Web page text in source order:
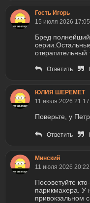
Гость Игорь
15 июля 2026 17:05
Бред
отвратительный
Ответить
ЮЛИЯ ШЕРЕМЕТ
11 июля 2026 21:17
Поверьте, у
Ответить
Минский
11 июля 2026 20:22
Посоветуйте
парикмахера. У
привокзальном